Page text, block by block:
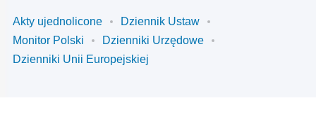
Akty ujednolicone
Dziennik Ustaw
Monitor Polski
Dzienniki Urzędowe
Dzienniki Unii Europejskiej